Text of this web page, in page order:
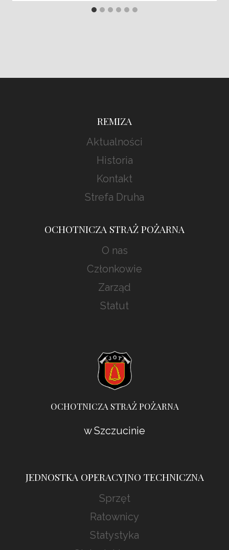
REMIZA
Aktualności
Historia
Kontakt
Strefa Druha
OCHOTNICZA STRAŻ POŻARNA
O nas
Członkowie
Zarząd
Statut
OCHOTNICZA STRAŻ POŻARNA
w Szczucinie
JEDNOSTKA OPERACYJNO TECHNICZNA
Sprzęt
Ratownicy
Statystyka